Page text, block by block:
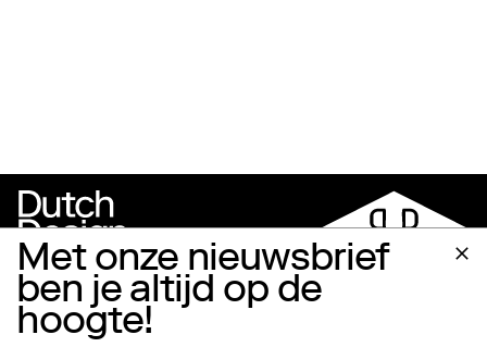
Met onze nieuwsbrief
ben je altijd op de
hoogte!